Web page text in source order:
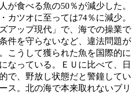
が食べる魚の50％が減少した。
カツオに至っては74％に減少。
アップ現代」で、海での操業で
件を守らないなど、違法問題が
こうして獲られた魚を国際的に
なっている。ＥＵに比べて、日
で、野放し状態だと警鐘してい
ス。北の海で本来取れないブリ